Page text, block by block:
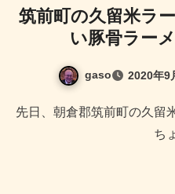
筑前町の久留米ラ
い豚骨ラー
gaso 2020年9
先日、朝倉郡筑前町の久留米ラーメン丸八に伺いました。
ち